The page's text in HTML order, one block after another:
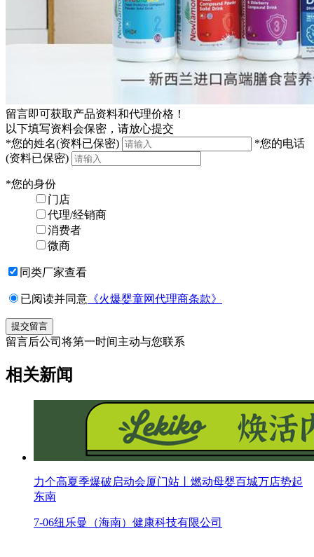
留言即可获取产品资料和代理价格！
以下填写资料会保密，请放心提交
*您的姓名(资料已保密) *您的电话
(资料已保密)
*您的身份
门店
代理/经销商
消费者
微商
同类厂家查看
已阅读并同意 《火爆婴童网代理商条款》
留言后公司将第一时间主动与您联系
相关新闻
力个高夏季爆破启动会厦门站丨燃动母婴百城万店势起
东南
7-06纽乐曼（海南）健康科技有限公司